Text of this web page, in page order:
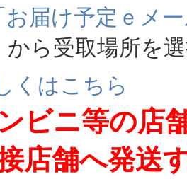
お届け予定ｅメ
から受取場所を
くはこちら
ビニ等の店
店舗へ発送